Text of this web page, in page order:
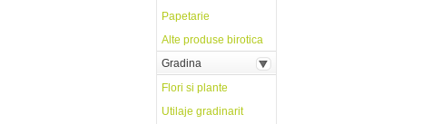
Papetarie
Alte produse birotica
Gradina
Flori si plante
Utilaje gradinarit